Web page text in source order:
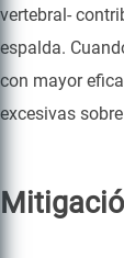
vertebral-
espalda.
con mayor
excesivas